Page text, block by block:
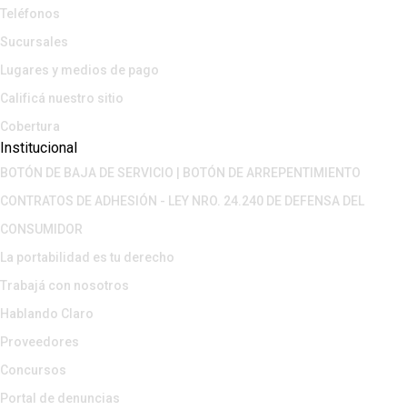
Teléfonos
Sucursales
Lugares y medios de pago
Calificá nuestro sitio
Cobertura
Institucional
BOTÓN DE BAJA DE SERVICIO | BOTÓN DE ARREPENTIMIENTO
CONTRATOS DE ADHESIÓN - LEY NRO. 24.240 DE DEFENSA DEL
CONSUMIDOR
La portabilidad es tu derecho
Trabajá con nosotros
Hablando Claro
Proveedores
Concursos
Portal de denuncias